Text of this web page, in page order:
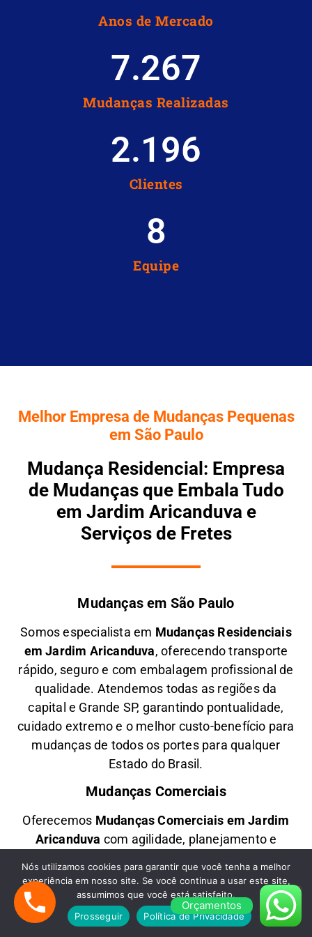
Anos de Mercado
Mudanças Realizadas
7.267
Clientes
2.196
Equipe
8
Melhor Empresa de Mudanças Pequenas
em São Paulo
Mudança Residencial: Empresa
de Mudanças que Embala Tudo
em Jardim Aricanduva e
Serviços de Fretes
Mudanças em São Paulo
Somos especialista em Mudanças Residenciais
emJardim Aricanduva, oferecendo transporte
rápido, seguro e com embalagem profissional de
qualidade. Atendemos todas as regiões da
capital e Grande SP, garantindo pontualidade,
cuidado extremo e o melhor custo-benefício para
mudanças de todos os portes para qualquer
Estado do Brasil.
Mudanças Comerciais
Oferecemos Mudanças Comerciais emJardim
Aricanduva com agilidade, planejamento e
lojas comerciais. Transportamos móveis,
equipamentos modernos e documentos
sensíveis com segurança, realizando
Orçamentos
Nós utilizamos cookies para garantir que você tenha a melhor
experiência em nosso site. Se você continua a usar este site,
assumimos que você está satisfeito.
Prosseguir
Política de Privacidade